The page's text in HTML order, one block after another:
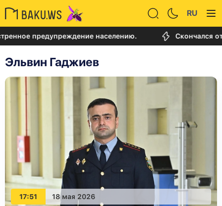
RU
предупреждение населению. Скончался
Эльвин Гаджиев
17:51 18 мая 2026